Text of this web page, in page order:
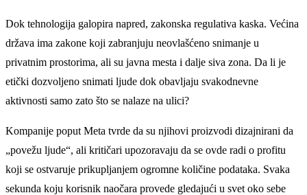
Dok tehnologija galopira napred, zakonska regulativa kaska. Većina
država ima zakone koji zabranjuju neovlašćeno snimanje u
privatnim prostorima, ali su javna mesta i dalje siva zona. Da li je
etički dozvoljeno snimati ljude dok obavljaju svakodnevne
aktivnosti samo zato što se nalaze na ulici?
Kompanije poput Meta tvrde da su njihovi proizvodi dizajnirani da
„povežu ljude“, ali kritičari upozoravaju da se ovde radi o profitu
koji se ostvaruje prikupljanjem ogromne količine podataka. Svaka
sekunda koju korisnik naočara provede gledajući u svet oko sebe